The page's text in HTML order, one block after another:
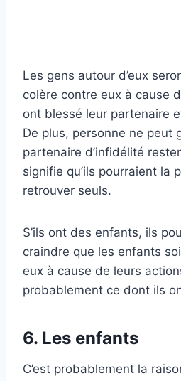
Les gens autour d’eux
colère contre eux à cause
ont blessé leur partenaire
De plus, personne ne peut
partenaire d’infidélité
signifie qu’ils pourraient la
retrouver seuls.
S’ils ont des enfants, ils
craindre que les enfants
eux à cause de leurs
probablement ce dont ils
6. Les enfants
C’est probablement la